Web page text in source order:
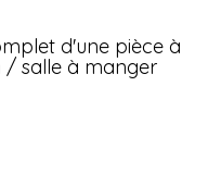
d'une pièce à
/ salle à manger